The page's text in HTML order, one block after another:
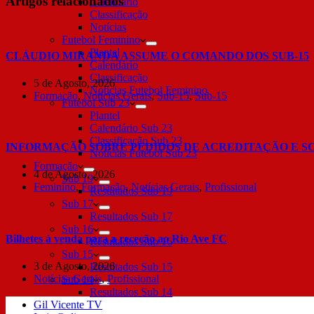
Classificação
Notícias
Futebol Feminino
Plantel
Calendário
Classificação
Notícias Futebol Feminino
Futebol Sub 23
Plantel
Calendário Sub 23
Classificação Sub 23
Notícias Futebol Sub 23
Formação
Sub 19
Resultados Sub 19
Sub 17
Resultados Sub 17
Sub 16
Resultados Sub 16
Sub 15
Resultados Sub 15
Sub 14
Resultados Sub 14
Gil Vicente TV
CLÁUDIO MIRANDA ASSUME O COMANDO DOS SUB-15
5 de Agosto, 2026
Formação,Notícias Gerais,Sub-15,Sub-15
INFORMAÇÃO SOBRE PEDIDOS DE ACREDITAÇÃO E
4 de Agosto, 2026
Feminino,Formação,Notícias Gerais, Profissional
Bilhetes à venda para a receção ao Rio Ave FC
3 de Agosto, 2026
Notícias Gerais,Profissional